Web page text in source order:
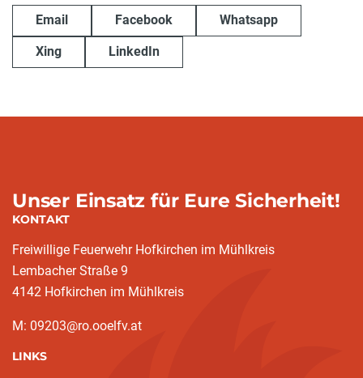
Email Facebook Whatsapp
Xing LinkedIn
Unser Einsatz für Eure Sicherheit!
KONTAKT
Freiwillige Feuerwehr Hofkirchen im Mühlkreis
Lembacher Straße 9
4142 Hofkirchen im Mühlkreis
M: 09203@ro.ooelfv.at
LINKS